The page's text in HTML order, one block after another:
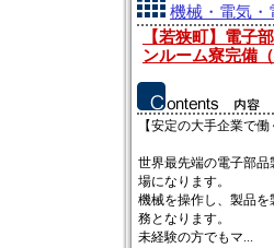
機械・電気・
【若狭町】電
ンルーム寮完備
【安定の大手企業で働
世界最先端の電子部
場になります。
機械を操作し、製品
務となります。
未経験の方でもマ...